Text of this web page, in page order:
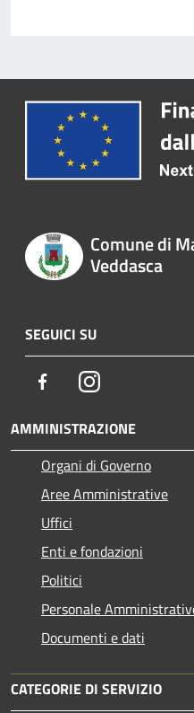
Comune di
Veddasca
SEGUICI SU
FacebookInstagram
AMMINISTRAZIONE
Organi di Governo
Aree Amministrative
Uffici
Enti e fondazioni
Politici
Personale
Documenti e dati
CATEGORIE DI SERVIZIO